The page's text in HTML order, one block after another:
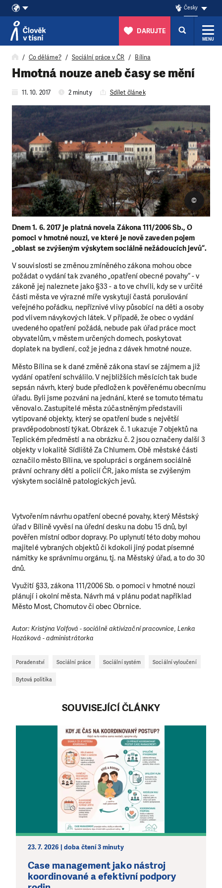
Přeskočit na obsah
Česky
DARUJTE
MENU
Co děláme? Sociální práce v ČR Bílina
Hmotná nouze aneb časy se mění
11. 10. 2017 2 minuty Sdílet článek
Dnem 1. 6. 2017 je platná novela Zákona 111/2006 Sb., O
pomoci v hmotné nouzi, ve které je nově zaveden pojem
„oblast se zvýšeným výskytem sociálně nežádoucích jevů“.
©
V souvislosti se změnou zmíněného zákona mohou obce
požádat o vydání tak zvaného „opatření obecné povahy“ - v
zákoně jej naleznete jako §33 - a to ve chvíli, kdy se v určité
části města ve výrazné míře vyskytují častá porušování
veřejného pořádku, nepříznivé vlivy působící na děti a osoby
pod vlivem návykových látek. V případě, že obec o vydání
uvedeného opatření požádá, nebude pak úřad práce moct
obyvatelům, v městem určených domech, poskytovat
doplatek na bydlení, což je jedna z dávek hmotné nouze.
Město Bílina se k dané změně zákona staví se zájmem a již
vydání opatření schválilo. V nejbližších měsících tak bude
sepsán návrh, který bude předložen k pověřenému obecnímu
úřadu. Byli jsme pozváni na jednání, které se tomuto tématu
věnovalo. Zastupitelé města zúčastněným představili
vytipované objekty, který se opatření bude s největší
pravděpodobností týkat. Obrázek č. 1 ukazuje 7 objektů na
Teplickém předměstí a na obrázku č. 2 jsou označeny další 3
objekty v lokalitě Sídliště Za Chlumem. Obě městské části
označilo město Bílina, ve spolupráci s orgánem sociálně
právní ochrany dětí a policií ČR, jako místa se zvýšeným
výskytem sociálně patologických jevů.
Vytvořením návrhu opatření obecné povahy, který Městský
úřad v Bílině vyvěsí na úřední desku na dobu 15 dnů, byl
pověřen místní odbor dopravy. Po uplynutí této doby mohou
majitelé vybraných objektů či kdokoli jiný podat písemné
námitky ke správnímu orgánu, tj. na Městský úřad, a to do 30
dnů.
Využití §33, zákona 111/2006 Sb. o pomoci v hmotné nouzi
plánují i okolní města. Návrh má v plánu podat například
Město Most, Chomutov či obec Obrnice.
Autor: Kristýna Volfová - sociálně aktivizační pracovnice, Lenka
Hozáková - administrátorka
Poradenství Sociální práce Sociální systém Sociální vyloučení
Bytová politika
SOUVISEJÍCÍ ČLÁNKY
23. 7. 2026 | doba čtení 3 minuty
Case management jako nástroj
koordinované a efektivní podpory